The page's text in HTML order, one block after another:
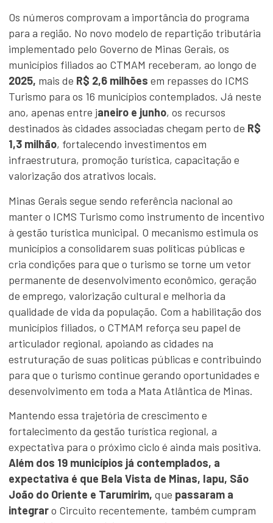
Os números comprovam a importância do programa
para a região. No novo modelo de repartição tributária
implementado pelo Governo de Minas Gerais, os
municípios filiados ao CTMAM receberam, ao longo de
2025, mais de R$ 2,6 milhões em repasses do ICMS
Turismo para os 16 municípios contemplados. Já neste
ano, apenas entre janeiro e junho, os recursos
destinados às cidades associadas chegam perto de R$
1,3 milhão, fortalecendo investimentos em
infraestrutura, promoção turística, capacitação e
valorização dos atrativos locais.
Minas Gerais segue sendo referência nacional ao
manter o ICMS Turismo como instrumento de incentivo
à gestão turística municipal. O mecanismo estimula os
municípios a consolidarem suas políticas públicas e
cria condições para que o turismo se torne um vetor
permanente de desenvolvimento econômico, geração
de emprego, valorização cultural e melhoria da
qualidade de vida da população. Com a habilitação dos
municípios filiados, o CTMAM reforça seu papel de
articulador regional, apoiando as cidades na
estruturação de suas políticas públicas e contribuindo
para que o turismo continue gerando oportunidades e
desenvolvimento em toda a Mata Atlântica de Minas.
Mantendo essa trajetória de crescimento e
fortalecimento da gestão turística regional, a
expectativa para o próximo ciclo é ainda mais positiva.
Além dos 19 municípios já contemplados, a
expectativa é que Bela Vista de Minas, Iapu, São
João do Oriente e Tarumirim, que passaram a
integraro Circuito recentemente, também cumpram